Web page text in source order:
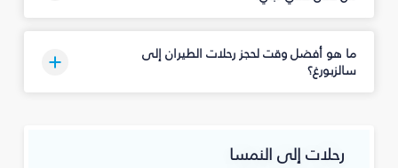
ما هو أفضل وقت لحجز رحلات الطيران إلى
سالزبورغ؟
رحلات إلى النمسا